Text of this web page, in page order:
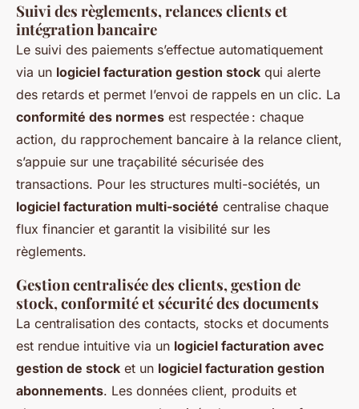
Suivi des règlements, relances clients et
intégration bancaire
Le suivi des paiements s’effectue automatiquement
via un logiciel facturation gestion stock qui alerte
des retards et permet l’envoi de rappels en un clic. La
conformité des normes est respectée : chaque
action, du rapprochement bancaire à la relance client,
s’appuie sur une traçabilité sécurisée des
transactions. Pour les structures multi-sociétés, un
logiciel facturation multi-société centralise chaque
flux financier et garantit la visibilité sur les
règlements.
Gestion centralisée des clients, gestion de
stock, conformité et sécurité des documents
La centralisation des contacts, stocks et documents
est rendue intuitive via un logiciel facturation avec
gestion de stock et un logiciel facturation gestion
abonnements. Les données client, produits et